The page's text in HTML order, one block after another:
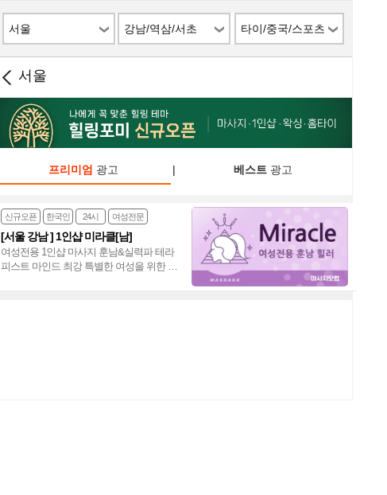
서울 강남/역삼/서초 타이/중국/스포츠
서울
프리미엄 광고 | 베스트광고
신규오픈 한국인 24시 여성전문
[서울 강남 ] 1인샵 미라클[남]
여성전용 1인샵 마사지 훈남&실력파 테라
피스트 마인드 최강 특별한 여성을 위한 프